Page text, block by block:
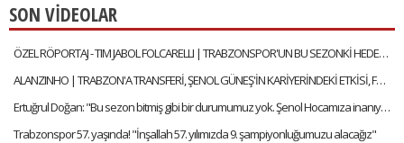
SON VİDEOLAR
ÖZEL RÖPORTAJ - TIM JABOL FOLCARELLI | TRABZONSPOR'UN BU SEZONKİ HEDEFLERİ, FATİH TEKKE, SAÇ TARZI
ALANZINHO | TRABZON'A TRANSFERİ, ŞENOL GÜNEŞ'İN KARİYERİNDEKİ ETKİSİ, FATİH TEKKE'Yİ NASIL TANIMLAR?
Ertuğrul Doğan: "Bu sezon bitmiş gibi bir durumumuz yok. Şenol Hocamıza inanıyorum"
Trabzonspor 57. yaşında! "İnşallah 57. yılımızda 9. şampiyonluğumuzu alacağız"